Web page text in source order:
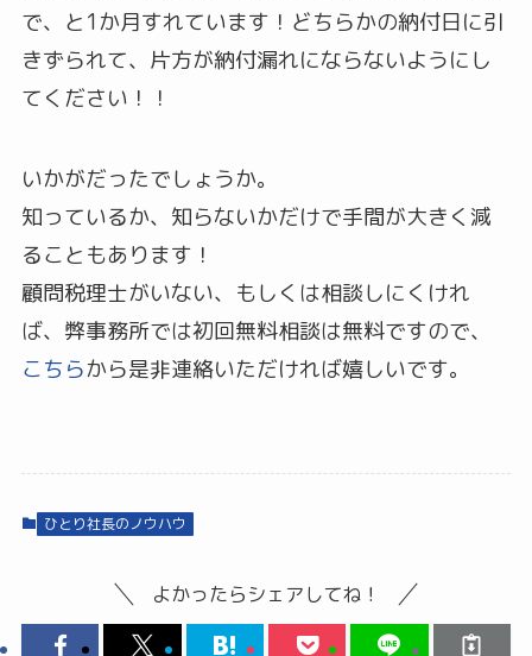
で、と1か月すれています！どちらかの納付日に引
きずられて、片方が納付漏れにならないようにし
てください！！
いかがだったでしょうか。
知っているか、知らないかだけで手間が大きく減
ることもあります！
顧問税理士がいない、もしくは相談しにくけれ
ば、弊事務所では初回無料相談は無料ですので、
こちらから是非連絡いただければ嬉しいです。
ひとり社長のノウハウ
よかったらシェアしてね！